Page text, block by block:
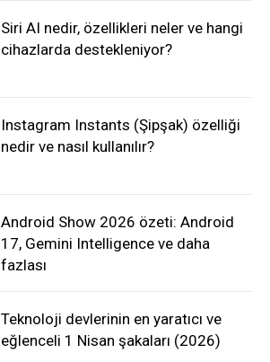
Siri AI nedir, özellikleri neler ve hangi
cihazlarda destekleniyor?
Instagram Instants (Şipşak) özelliği
nedir ve nasıl kullanılır?
Android Show 2026 özeti: Android
17, Gemini Intelligence ve daha
fazlası
Teknoloji devlerinin en yaratıcı ve
eğlenceli 1 Nisan şakaları (2026)